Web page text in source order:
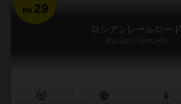
No.29
ロシアンレールロード
Russian Railroads